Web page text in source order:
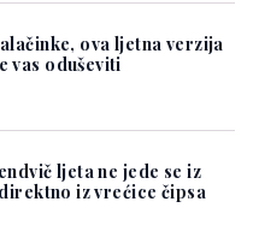
ova ljetna verzija
vas oduševiti
ljeta ne jede se iz
iz vrećice čipsa